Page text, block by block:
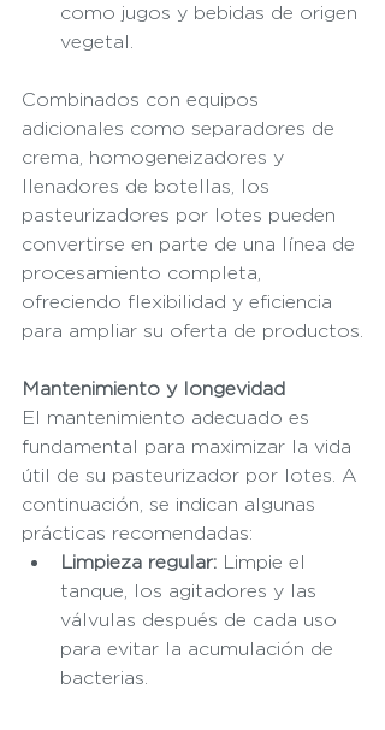
como jugos y bebidas de origen
vegetal.
Combinados con equipos
adicionales como separadores de
crema, homogeneizadores y
llenadores de botellas, los
pasteurizadores por lotes pueden
convertirse en parte de una línea de
procesamiento completa,
ofreciendo flexibilidad y eficiencia
para ampliar su oferta de productos.
Mantenimiento y longevidad
El mantenimiento adecuado es
fundamental para maximizar la vida
útil de su pasteurizador por lotes. A
continuación, se indican algunas
prácticas recomendadas:
Limpieza regular: Limpie el
tanque, los agitadores y las
válvulas después de cada uso
para evitar la acumulación de
bacterias.